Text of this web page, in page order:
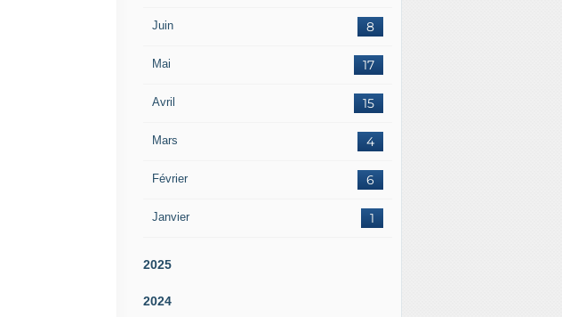
Juin 8
Mai 17
Avril 15
Mars 4
Février 6
Janvier 1
2025
2024